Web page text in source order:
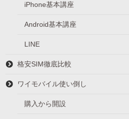
iPhone基本講座
Android基本講座
LINE
格安SIM徹底比較
ワイモバイル使い倒し
購入から開設